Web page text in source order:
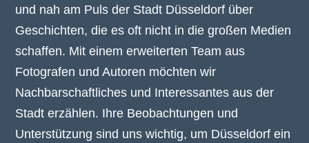
und nah am Puls der Stadt Düsseldorf über
Geschichten, die es oft nicht in die großen Medien
schaffen. Mit einem erweiterten Team aus
Fotografen und Autoren möchten wir
Nachbarschaftliches und Interessantes aus der
Stadt erzählen. Ihre Beobachtungen und
Unterstützung sind uns wichtig, um Düsseldorf ein